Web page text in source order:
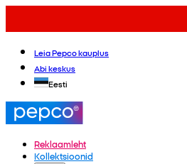
Leia Pepco kauplus
Abi keskus
Eesti
Reklaamleht
Kollektsioonid